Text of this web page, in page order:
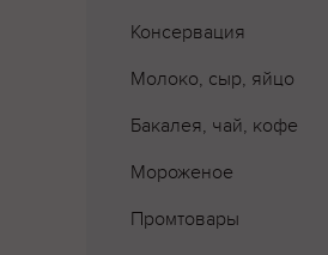
Консервация
Молоко, сыр, яйцо
Бакалея, чай, кофе
Мороженое
Промтовары